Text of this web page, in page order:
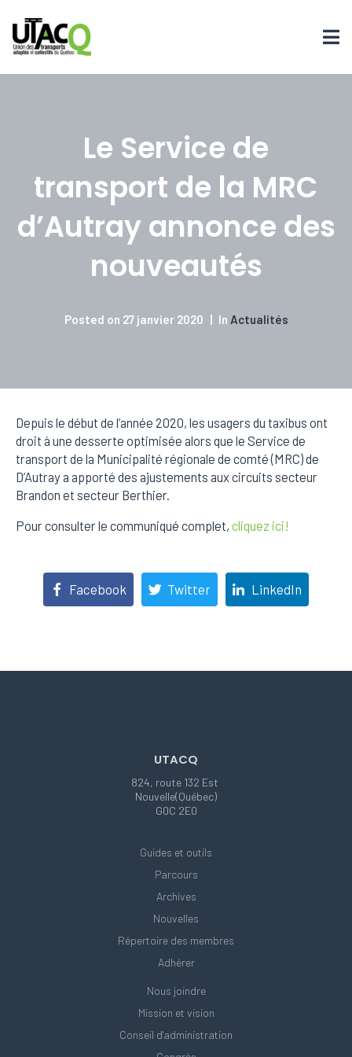
Le Service de
transport de la MRC
d’Autray annonce des
nouveautés
Posted on 27 janvier 2020 In Actualités
Depuis le début de l’année 2020, les usagers du taxibus ont
droit à une desserte optimisée alors que le Service de
transport de la Municipalité régionale de comté (MRC) de
D’Autray a apporté des ajustements aux circuits secteur
Brandon et secteur Berthier.
Pour consulter le communiqué complet, cliquez ici!
Facebook Twitter LinkedIn
UTACQ
824, route 132 Est
Nouvelle(Québec)
G0C 2E0
Guides et outils
Parcours
Archives
Nouvelles
Répertoire des membres
Adhérer
Nous joindre
Mission et vision
Conseil d'administration